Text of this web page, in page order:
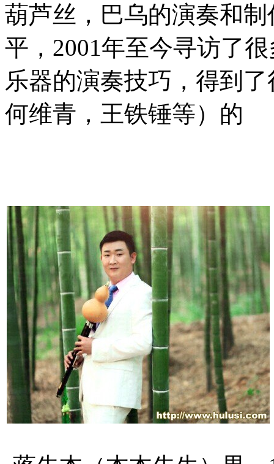
葫芦丝，巴乌的演奏和
平，2001年至今寻访了
乐器的演奏技巧，得到
何维青，王铁锤等）的